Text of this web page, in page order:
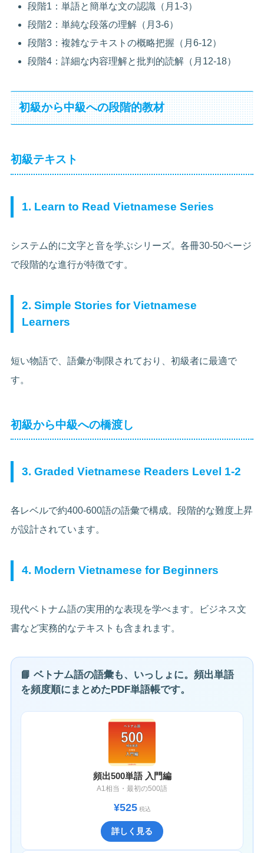
段階1：単語と簡単な文の認識（月1-3）
段階2：単純な段落の理解（月3-6）
段階3：複雑なテキストの概略把握（月6-12）
段階4：詳細な内容理解と批判的読解（月12-18）
初級から中級への段階的教材
初級テキスト
1. Learn to Read Vietnamese Series
システム的に文字と音を学ぶシリーズ。各冊30-50ページ
で段階的な進行が特徴です。
2. Simple Stories for Vietnamese
Learners
短い物語で、語彙が制限されており、初級者に最適で
す。
初級から中級への橋渡し
3. Graded Vietnamese Readers Level 1-2
各レベルで約400-600語の語彙で構成。段階的な難度上昇
が設計されています。
4. Modern Vietnamese for Beginners
現代ベトナム語の実用的な表現を学べます。ビジネス文
書など実務的なテキストも含まれます。
📘 ベトナム語の語彙も、いっしょに。頻出単語
を頻度順にまとめたPDF単語帳です。
頻出500単語 入門編
A1相当・最初の500語
¥525税込
詳しく見る